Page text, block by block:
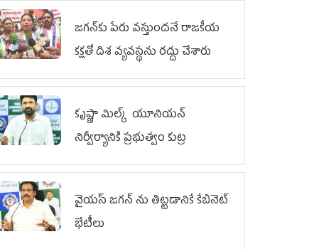
జగన్‌కు పేరు వస్తుందనే రాజకీయ
కక్షతో దిశ వ్య‌వ‌స్థ‌ను రద్దు చేశారు
కృష్ణా మిల్క్‌ యూనియన్‌
నిర్వీర్యానికి ప్రభుత్వం కుట్ర
వైయ‌స్ జగన్‌ ను తిట్టడానికే కేబినెట్‌
భేటీలు